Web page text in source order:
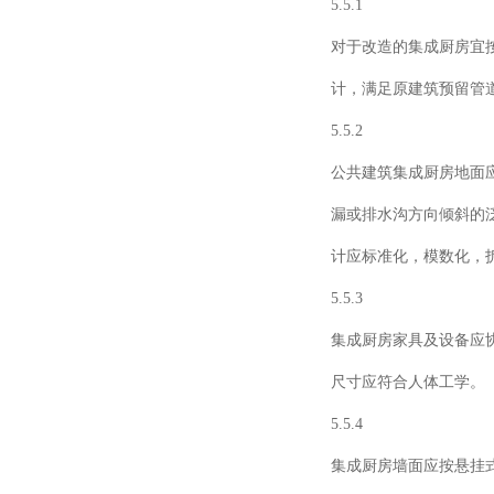
5.5.1
对于改造的集成厨房宜
计，满足原建筑预留管
5.5.2
公共建筑集成厨房地面
漏或排水沟方向倾斜的
计应标准化，模数化，
5.5.3
集成厨房家具及设备应
尺寸应符合人体工学。
5.5.4
集成厨房墙面应按悬挂